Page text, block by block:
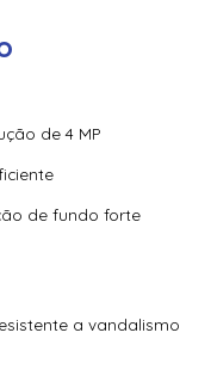
de 4 MP
de fundo forte
a vandalismo